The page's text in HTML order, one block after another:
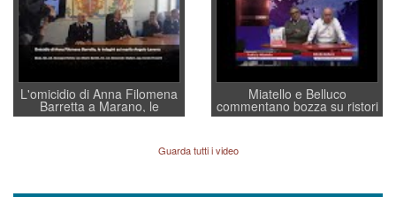
L'omicidio di Anna Filomena
Barretta a Marano, le
indagini dei carabinieri di
Lavarra: più avvincenti di
quelle di... Barbara D'Urso
Miatello e Belluco
commentano bozza su ristori
BPVi e Veneto Banca
Guarda tutti i video